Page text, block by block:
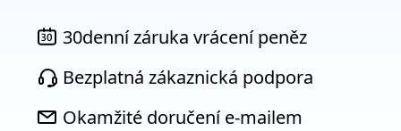
30denní záruka vrácení peněz
Bezplatná zákaznická podpora
Okamžité doručení e-mailem